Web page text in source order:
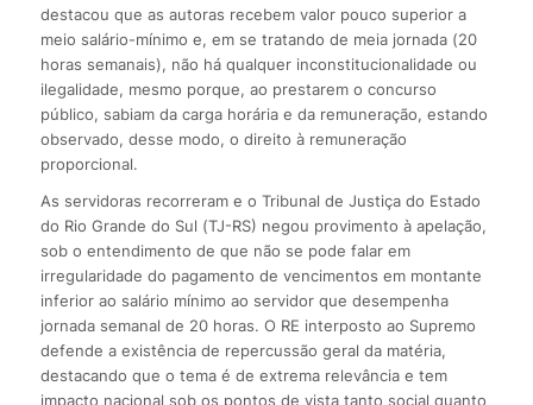
destacou que as autoras recebem valor pouco superior a
meio salário-mínimo e, em se tratando de meia jornada (20
horas semanais), não há qualquer inconstitucionalidade ou
ilegalidade, mesmo porque, ao prestarem o concurso
público, sabiam da carga horária e da remuneração, estando
observado, desse modo, o direito à remuneração
proporcional.
As servidoras recorreram e o Tribunal de Justiça do Estado
do Rio Grande do Sul (TJ-RS) negou provimento à apelação,
sob o entendimento de que não se pode falar em
irregularidade do pagamento de vencimentos em montante
inferior ao salário mínimo ao servidor que desempenha
jornada semanal de 20 horas. O RE interposto ao Supremo
defende a existência de repercussão geral da matéria,
destacando que o tema é de extrema relevância e tem
impacto nacional sob os pontos de vista tanto social quanto